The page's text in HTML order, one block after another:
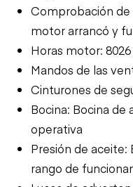
Comprobación
motor arrancó y
Horas motor:
Mandos de las
Cinturones de
Bocina: Bocina de
operativa
Presión de
rango de